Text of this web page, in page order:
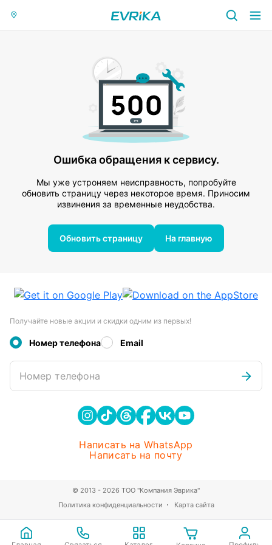
Ошибка обращения к сервису.
Мы уже устроняем неисправность, попробуйте
обновить страницу через некоторое время. Приносим
извинения за временные неудобства.
Обновить страницу На главную
Получайте новые акции и скидки одним из первых!
Номер телефона Email
Номер телефона
Написать на WhatsApp
Написать на почту
Политика конфиденциальности Карта сайта
© 2013 - 2026 ТОО "Компания Эврика"